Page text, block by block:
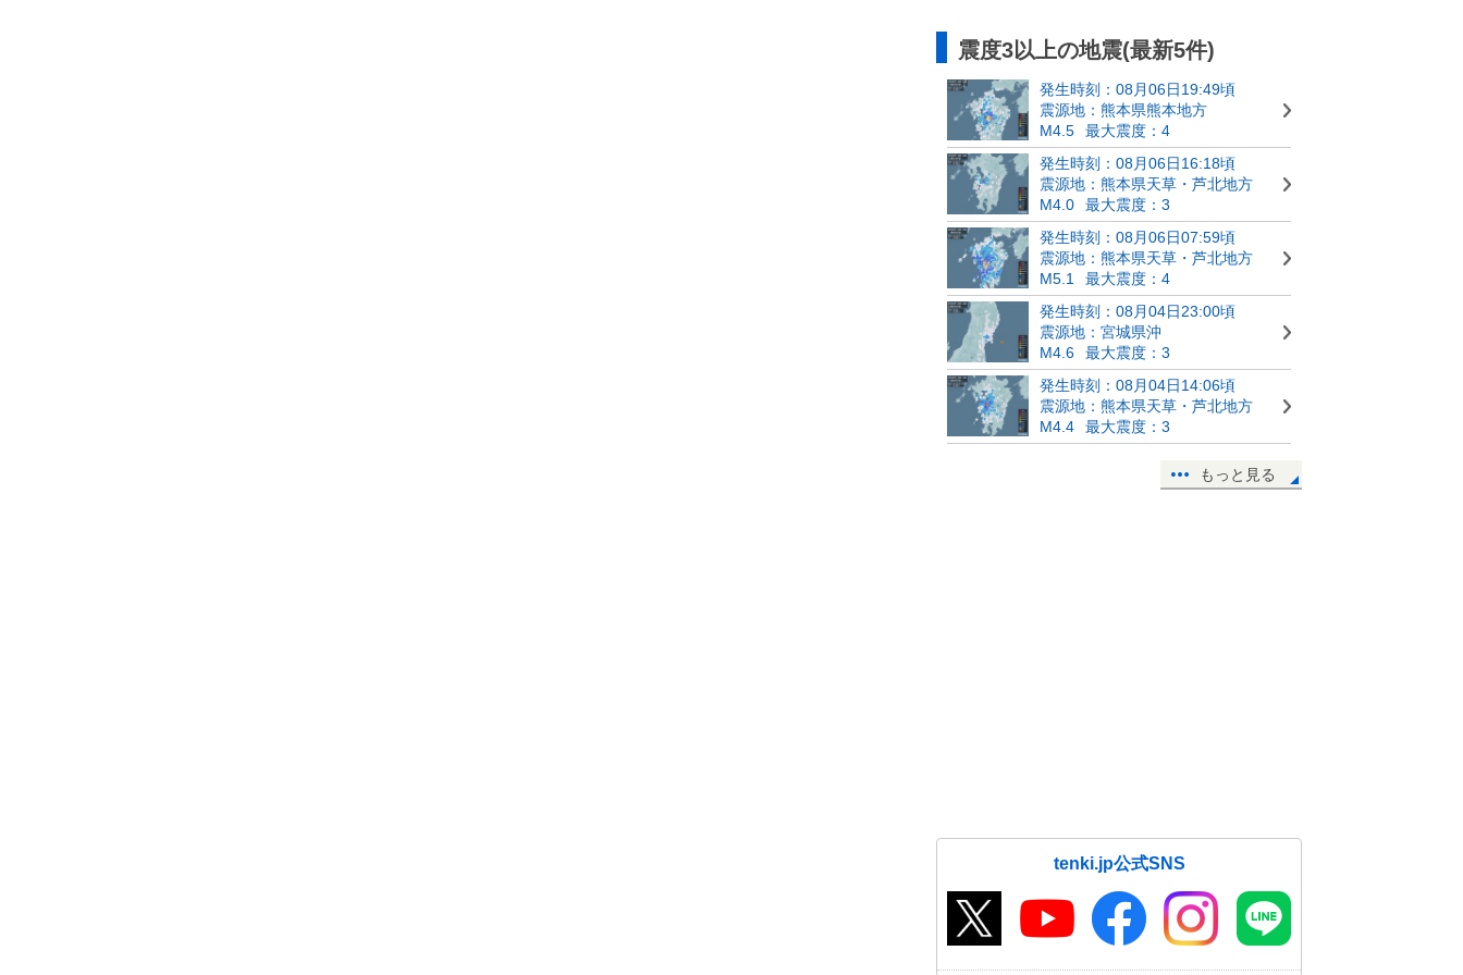
震度3以上の地震(最新5件)
発生時刻：08月06日19:49頃
震源地：熊本県熊本地方
M4.5
最大震度：4
発生時刻：08月06日16:18頃
震源地：熊本県天草・芦北地方
M4.0
最大震度：3
発生時刻：08月06日07:59頃
震源地：熊本県天草・芦北地方
M5.1
最大震度：4
発生時刻：08月04日23:00頃
震源地：宮城県沖
M4.6
最大震度：3
発生時刻：08月04日14:06頃
震源地：熊本県天草・芦北地方
M4.4
最大震度：3
もっと見る
tenki.jp公式SNS